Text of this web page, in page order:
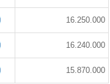
16.250.000
16.240.000
15.870.000